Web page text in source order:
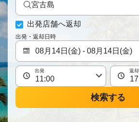
r
a
i
n
宮古島
出発店舗へ返却
出発・返却日時
出発 返却
検索する